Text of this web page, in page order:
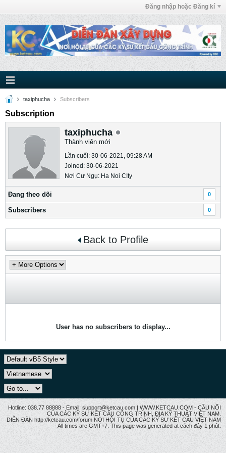
Đăng nhập hoặc Đăng kí
taxiphucha Subscribers
Subscription
taxiphucha
Thành viên mới
Lần cuối: 30-06-2021, 09:28 AM
Joined: 30-06-2021
Nơi Cư Ngụ: Ha Noi CIty
Ðang theo dõi 0
Subscribers 0
Back to Profile
User has no subscribers to display...
Hotline: 038.77 88888 - Email: support@ketcau.com | WWW.KETCAU.COM - CẦU NỐI
CỦA CÁC KỸ SƯ KẾT CẤU CÔNG TRÌNH, ĐỊA KỸ THUẬT VIỆT NAM.
DIỄN ĐÀN http://ketcau.com/forum NƠI HỘI TỤ CỦA CÁC KỸ SƯ KẾT CÂU VIỆT NAM
All times are GMT+7. This page was generated at cách đây 1 phút.